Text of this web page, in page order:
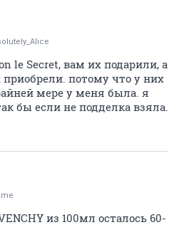
le Secret, вам их подарили, а
приобрели. потому что у них
мере у меня была. я
бы если не подделка взяла.
из 100мл осталось 60-